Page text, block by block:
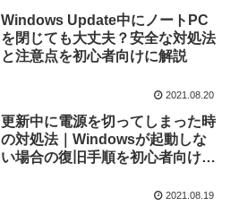
Windows Update中にノートPC
を閉じても大丈夫？安全な対処法
と注意点を初心者向けに解説
2021.08.20
更新中に電源を切ってしまった時
の対処法｜Windowsが起動しな
い場合の復旧手順を初心者向けに
2021.08.19